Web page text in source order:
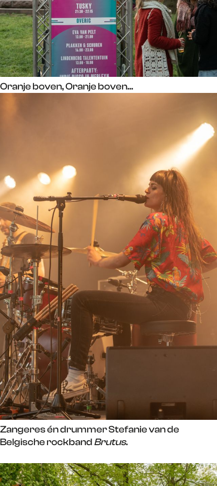
Oranje boven, Oranje boven...
Zangeres én drummer Stefanie van de
Belgische rockband Brutus.